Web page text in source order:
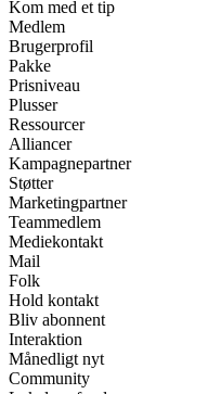
Kom med et tip
Medlem
Brugerprofil
Pakke
Prisniveau
Plusser
Ressourcer
Alliancer
Kampagnepartner
Støtter
Marketingpartner
Teammedlem
Mediekontakt
Mail
Folk
Hold kontakt
Bliv abonnent
Interaktion
Månedligt nyt
Community